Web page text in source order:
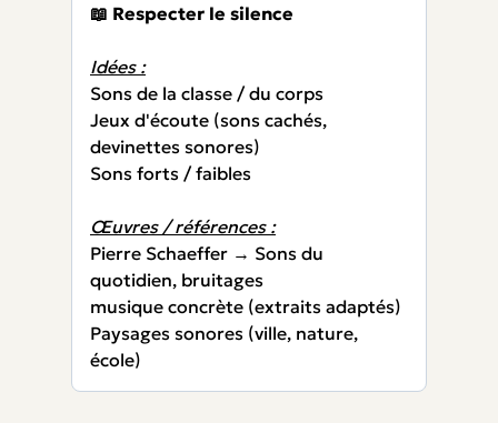
📖 Respecter le silence
Idées :
Sons de la classe / du corps
Jeux d'écoute (sons cachés,
devinettes sonores)
Sons forts / faibles
Œuvres / références :
Pierre Schaeffer → Sons du
quotidien, bruitages
musique concrète (extraits adaptés)
Paysages sonores (ville, nature,
école)